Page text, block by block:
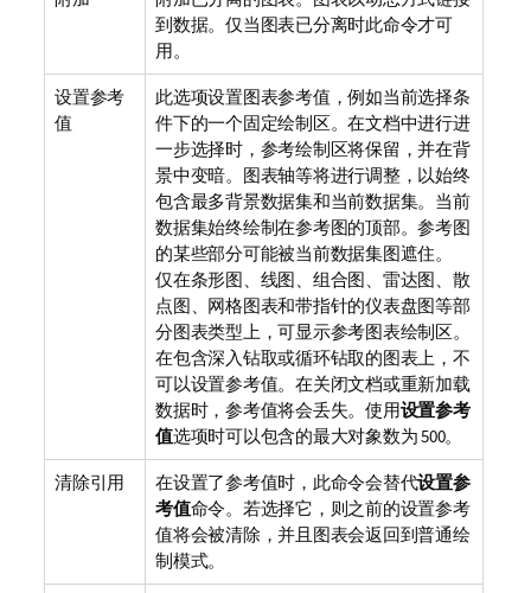
到数据。仅当图表已分离时此命令才可
用。
设置参考
值
此选项设置图表参考值，例如当前选择条
件下的一个固定绘制区。在文档中进行进
一步选择时，参考绘制区将保留，并在背
景中变暗。图表轴等将进行调整，以始终
包含最多背景数据集和当前数据集。当前
数据集始终绘制在参考图的顶部。参考图
的某些部分可能被当前数据集图遮住。
仅在条形图、线图、组合图、雷达图、散
点图、网格图表和带指针的仪表盘图等部
分图表类型上，可显示参考图表绘制区。
在包含深入钻取或循环钻取的图表上，不
可以设置参考值。在关闭文档或重新加载
数据时，参考值将会丢失。使用设置参考
值选项时可以包含的最大对象数为 500。
清除引用 在设置了参考值时，此命令会替代设置参
考值命令。若选择它，则之前的设置参考
值将会被清除，并且图表会返回到普通绘
制模式。